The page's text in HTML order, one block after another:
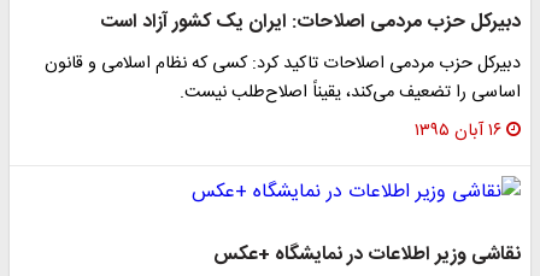
دبیرکل حزب مردمی اصلاحات: ایران یک کشور آزاد است
دبیرکل حزب مردمی اصلاحات تاکید کرد: کسی که نظام اسلامی و قانون
اساسی را تضعیف می‌کند، یقیناً اصلاح‌طلب نیست.
۱۶ آبان ۱۳۹۵
نقاشی وزیر اطلاعات در نمایشگاه +عکس